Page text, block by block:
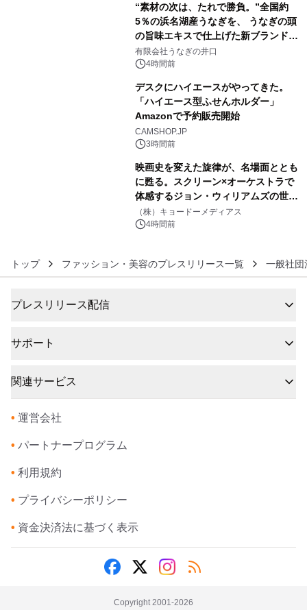
“素材の次は、たれで勝負。”全国約
5％の浜名湖産うなぎを、 うなぎの頭
の旨味エキスで仕上げた新ブランド
「井口の誉」誕生
有限会社うなぎの井口
4時間前
デスクにハイエースがやってきた。
「ハイエース型ふせんホルダー」
Amazonで予約販売開始
CAMSHOP.JP
3時間前
映画史を変えた旋律が、名場面ととも
に甦る。スクリーン×オーケストラで
体感するジョン・ウィリアムズの世
界。ジョン・ウィリアムズ：シネマ・
スペクタキュラー・コンサート 開催決
（株）キョードーメディアス
4時間前
トップ ファッション・美容のプレスリリース一覧 一般社団
プレスリリース配信
サポート
関連サービス
• 運営会社
• パートナープログラム
• 利用規約
• プライバシーポリシー
• 資金決済法に基づく表示
Copyright 2001-2026